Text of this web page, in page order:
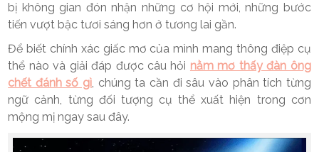
bị không gian đón nhận những cơ hội mới, những bước
tiến vượt bậc tươi sáng hơn ở tương lai gần.
Để biết chính xác giấc mơ của mình mang thông điệp cụ
thể nào và giải đáp được câu hỏi nằm mơ thấy đàn ông
chết đánh số gì, chúng ta cần đi sâu vào phân tích từng
ngữ cảnh, từng đối tượng cụ thể xuất hiện trong cơn
mộng mị ngay sau đây.